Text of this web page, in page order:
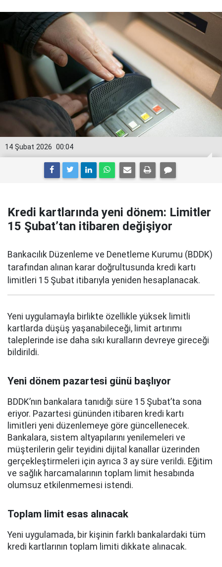
00:04
14 Şubat 2026
Kredi kartlarında yeni dönem: Limitler
15 Şubat’tan itibaren değişiyor
Bankacılık Düzenleme ve Denetleme Kurumu (BDDK)
tarafından alınan karar doğrultusunda kredi kartı
limitleri 15 Şubat itibarıyla yeniden hesaplanacak.
Yeni uygulamayla birlikte özellikle yüksek limitli
kartlarda düşüş yaşanabileceği, limit artırımı
taleplerinde ise daha sıkı kuralların devreye gireceği
bildirildi.
Yeni dönem pazartesi günü başlıyor
BDDK’nın bankalara tanıdığı süre 15 Şubat’ta sona
eriyor. Pazartesi gününden itibaren kredi kartı
limitleri yeni düzenlemeye göre güncellenecek.
Bankalara, sistem altyapılarını yenilemeleri ve
müşterilerin gelir teyidini dijital kanallar üzerinden
gerçekleştirmeleri için ayrıca 3 ay süre verildi. Eğitim
ve sağlık harcamalarının toplam limit hesabında
olumsuz etkilenmemesi istendi.
Toplam limit esas alınacak
Yeni uygulamada, bir kişinin farklı bankalardaki tüm
kredi kartlarının toplam limiti dikkate alınacak.